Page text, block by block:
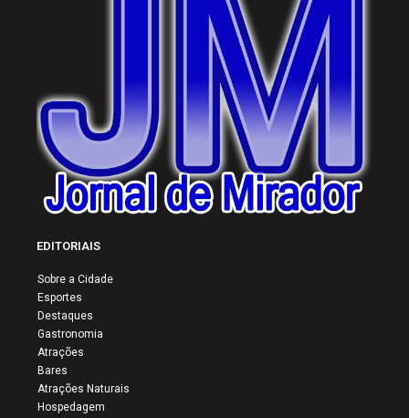
EDITORIAIS
Sobre a Cidade
Esportes
Destaques
Gastronomia
Atrações
Bares
Atrações Naturais
Hospedagem